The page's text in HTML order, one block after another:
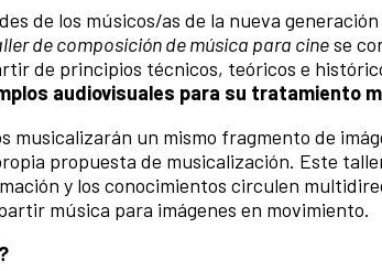
de los músicos/as de la nueva
de composición de música para cinese
de principios técnicos, teóricos e
audiovisuales para su tratamiento
musicalizarán un mismo fragmento de
propuesta de musicalización. Este
y los conocimientos circulen
música para imágenes en movimiento.